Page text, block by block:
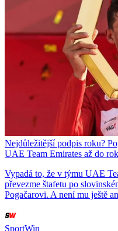
Nejdůležitější podpis roku?
UAE Team Emirates až do
Vypadá to, že v týmu UAE
převezme štafetu po
Pogačarovi. A není mu ještě
SportWin